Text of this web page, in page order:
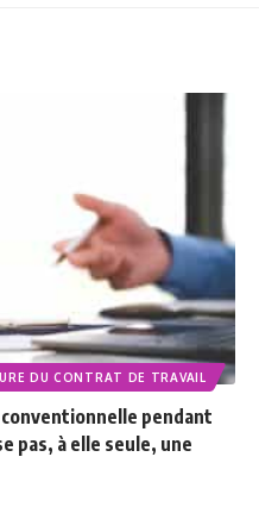
DU CONTRAT DE TRAVAIL
pendant
pas, à elle seule, une